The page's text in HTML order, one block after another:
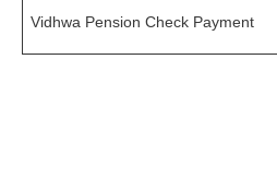
Vidhwa Pension Check Payment